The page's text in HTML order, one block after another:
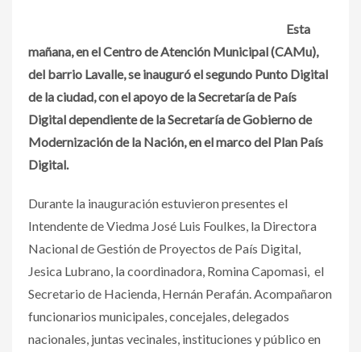
Esta
mañana, en el Centro de Atención Municipal (CAMu),
del barrio Lavalle, se inauguró el segundo Punto Digital
de la ciudad, con el apoyo de la Secretaría de País
Digital dependiente de la Secretaría de Gobierno de
Modernización de la Nación, en el marco del Plan País
Digital.
Durante la inauguración estuvieron presentes el
Intendente de Viedma José Luis Foulkes, la Directora
Nacional de Gestión de Proyectos de País Digital,
Jesica Lubrano, la coordinadora, Romina Capomasi, el
Secretario de Hacienda, Hernán Perafán. Acompañaron
funcionarios municipales, concejales, delegados
nacionales, juntas vecinales, instituciones y público en